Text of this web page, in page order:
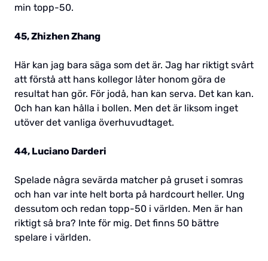
min topp-50.
45, Zhizhen Zhang
Här kan jag bara säga som det är. Jag har riktigt svårt
att förstå att hans kollegor låter honom göra de
resultat han gör. För jodå, han kan serva. Det kan kan.
Och han kan hålla i bollen. Men det är liksom inget
utöver det vanliga överhuvudtaget.
44, Luciano Darderi
Spelade några sevärda matcher på gruset i somras
och han var inte helt borta på hardcourt heller. Ung
dessutom och redan topp-50 i världen. Men är han
riktigt så bra? Inte för mig. Det finns 50 bättre
spelare i världen.